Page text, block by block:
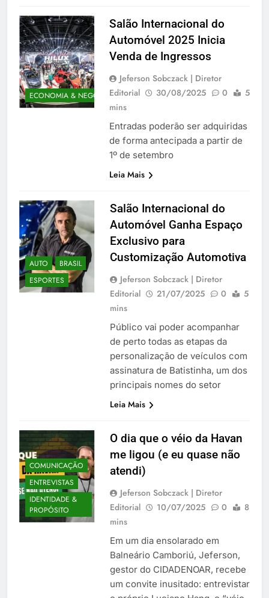
ECONOMIA & NEGÓCIOS
Salão Internacional do
Automóvel 2025 Inicia
Venda de Ingressos
Jeferson Sobczack | Diretor
Editorial
30/08/2025 0
5
mins
Entradas poderão ser adquiridas
de forma antecipada a partir de
1º de setembro
Leia Mais
AUTO
BRASIL
ESPORTES
Salão Internacional do
Automóvel Ganha Espaço
Exclusivo para
Customização Automotiva
Jeferson Sobczack | Diretor
Editorial
21/07/2025 0
5
mins
Público vai poder acompanhar
de perto todas as etapas da
personalização de veículos com
assinatura de Batistinha, um dos
principais nomes do setor
Leia Mais
COMUNICAÇÃO
ENTREVISTAS
IDENTIDADE &
PROPÓSITO
O dia que o véio da Havan
me ligou (e eu quase não
atendi)
Jeferson Sobczack | Diretor
Editorial
10/07/2025 0
8
mins
Em um dia ensolarado em
Balneário Camboriú, Jeferson,
gestor do CIDADENOAR, recebe
um convite inusitado: entrevistar